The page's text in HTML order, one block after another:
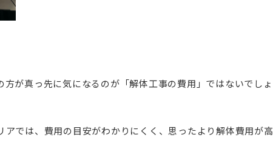
が真っ先に気になるのが「解体工事の費用」ではないでし
では、費用の目安がわかりにくく、思ったより解体費用が